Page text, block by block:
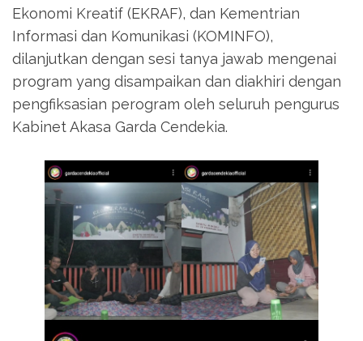
Ekonomi Kreatif (EKRAF), dan Kementrian
Informasi dan Komunikasi (KOMINFO),
dilanjutkan dengan sesi tanya jawab mengenai
program yang disampaikan dan diakhiri dengan
pengfiksasian perogram oleh seluruh pengurus
Kabinet Akasa Garda Cendekia.